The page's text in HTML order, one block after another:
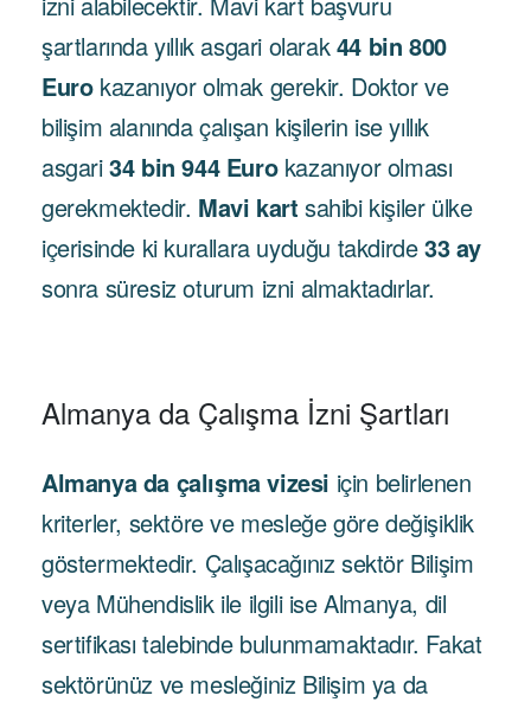
şartlarında yıllık asgari olarak44 bin 800
Eurokazanıyor olmak gerekir. Doktor ve
bilişim alanında çalışan kişilerin ise yıllık
asgari34 bin 944 Eurokazanıyor olması
gerekmektedir. Mavi kart sahibi kişiler ülke
içerisinde ki kurallara uyduğu takdirde33 ay
sonra süresiz oturum izni almaktadırlar.
Almanya da Çalışma İzni Şartları
Almanya da çalışma vizesi için belirlenen
kriterler, sektöre ve mesleğe göre değişiklik
göstermektedir. Çalışacağınız sektör Bilişim
veya Mühendislik ile ilgili ise Almanya, dil
sertifikası talebinde bulunmamaktadır. Fakat
sektörünüz ve mesleğiniz Bilişim ya da